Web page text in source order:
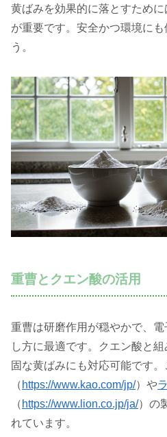
黄ばみを効果的に落とすため
が重要です。安全かつ環境に
う。
重曹とクエン酸の活用
重曹は研磨作用が穏やかで、
し方に最適です。クエン酸と
固な黄ばみにも対応可能です。
（ https://www.kao.com/jp/）や
（ https://www.lion.co.jp/ja/）の
れています。